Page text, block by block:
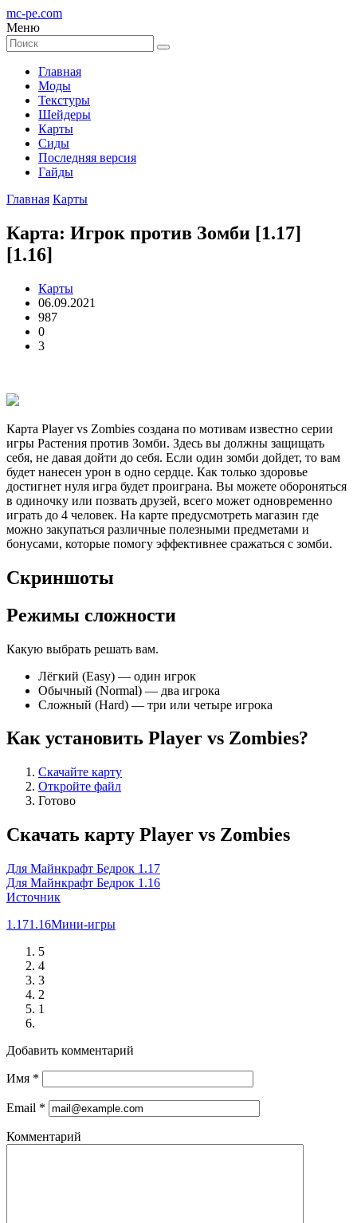
mc-pe.com
Меню
Главная
Моды
Текстуры
Шейдеры
Карты
Сиды
Последняя версия
Гайды
Главная Карты
Карта: Игрок против Зомби [1.17]
[1.16]
Карты
06.09.2021
987
0
3
Карта Player vs Zombies создана по мотивам известно серии
игры Растения против Зомби. Здесь вы должны защищать
себя, не давая дойти до себя. Если один зомби дойдет, то вам
будет нанесен урон в одно сердце. Как только здоровье
достигнет нуля игра будет проиграна. Вы можете обороняться
в одиночку или позвать друзей, всего может одновременно
играть до 4 человек. На карте предусмотреть магазин где
можно закупаться различные полезными предметами и
бонусами, которые помогу эффективнее сражаться с зомби.
Скриншоты
Режимы сложности
Какую выбрать решать вам.
Лёгкий (Easy) — один игрок
Обычный (Normal) — два игрока
Сложный (Hard) — три или четыре игрока
Как установить Player vs Zombies?
Скачайте карту
Откройте файл
Готово
Скачать карту Player vs Zombies
Для Майнкрафт Бедрок 1.17
Для Майнкрафт Бедрок 1.16
Источник
1.171.16Мини-игры
5
4
3
2
1
Добавить комментарий
Имя *
Email *
Комментарий